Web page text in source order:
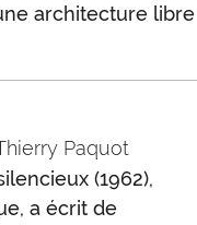
architecture libre
Paquot
(1962),
a écrit de